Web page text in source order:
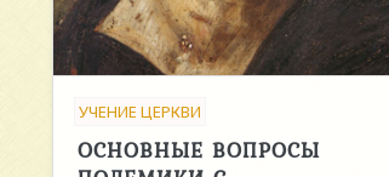
УЧЕНИЕ ЦЕРКВИ
ОСНОВНЫЕ ВОПРОСЫ